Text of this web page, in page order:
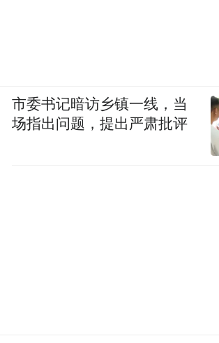
市委书记暗访乡镇一线，当
场指出问题，提出严肃批评